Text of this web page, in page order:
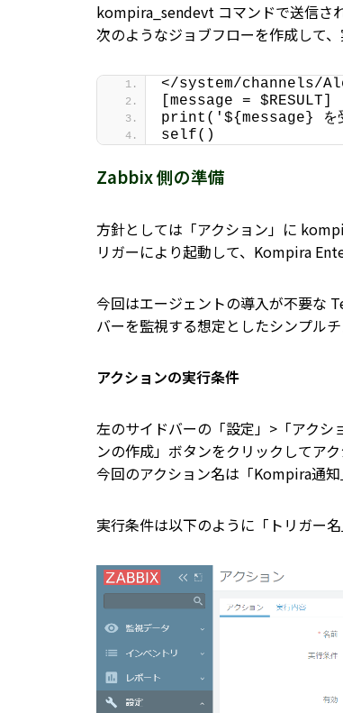
kompira_sendevt コマンドで送信さ
次のようなジョブフローを作成して
</system/channels/
[message = $RESULT]
print('${message} を
self()
Zabbix 側の準備
方針としては「アクション」に
リガーにより起動して、Kompira
今回はエージェントの導入が不要な
バーを監視する想定としたシンプルチ
アクションの実行条件
左のサイドバーの「設定」>「アクシ
ンの作成」ボタンをクリックしてアク
今回のアクション名は「Kompira通知
実行条件は以下のように「トリガー